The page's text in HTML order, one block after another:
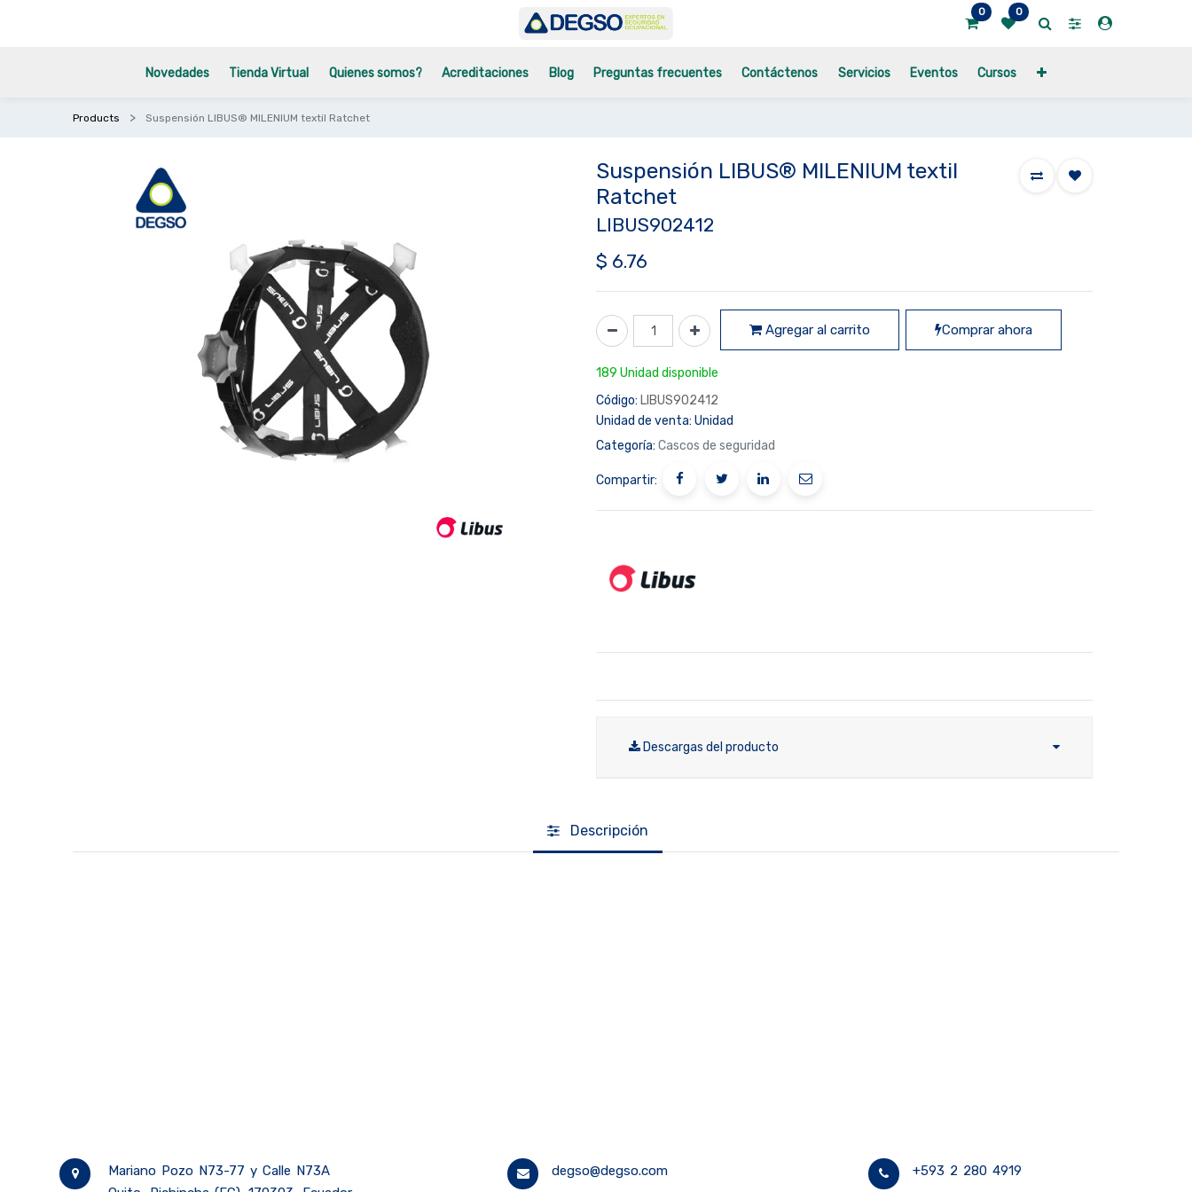
0 0
Novedades Tienda Virtual Quienes somos? Acreditaciones Blog Preguntas frecuentes Contáctenos Servicios Eventos Cursos
Products Suspensión LIBUS® MILENIUM textil Ratchet
Suspensión LIBUS® MILENIUM textil
Ratchet
LIBUS902412
$ 6.76
Agregar al carrito Comprar ahora
189 Unidad disponible
Código: LIBUS902412
Unidad de venta: Unidad
Categoría: Cascos de seguridad
Compartir:
Descargas del producto
Descripción
Mariano Pozo N73-77 y Calle N73A
degso@degso.com +593 2 280 4919